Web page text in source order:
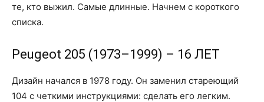
те, кто выжил. Самые длинные. Начнем с короткого
списка.
Peugeot 205 (1973–1999) – 16 ЛЕТ
Дизайн начался в 1978 году. Он заменил стареющий
104 с четкими инструкциями: сделать его легким.